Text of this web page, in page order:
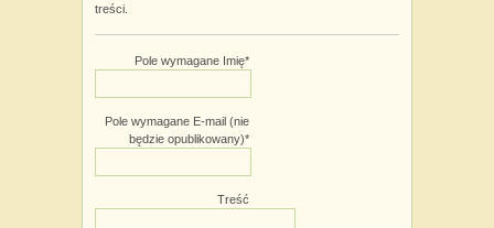
treści.
Pole wymagane Imię*
Pole wymagane E-mail (nie
będzie opublikowany)*
Treść